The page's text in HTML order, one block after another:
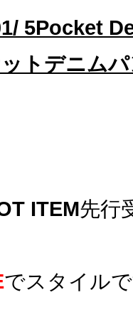
5Pocket
トデニム
ITEM先行
でスタイル